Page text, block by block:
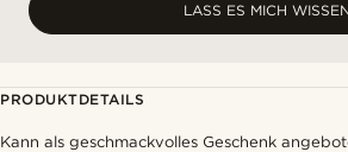
LASS ES MICH
PRODUKTDETAILS
Kann als geschmackvolles Geschenk